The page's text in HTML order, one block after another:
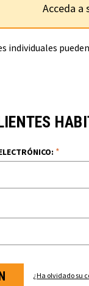
Acceda a
individuales
*
¿Ha olvidado su